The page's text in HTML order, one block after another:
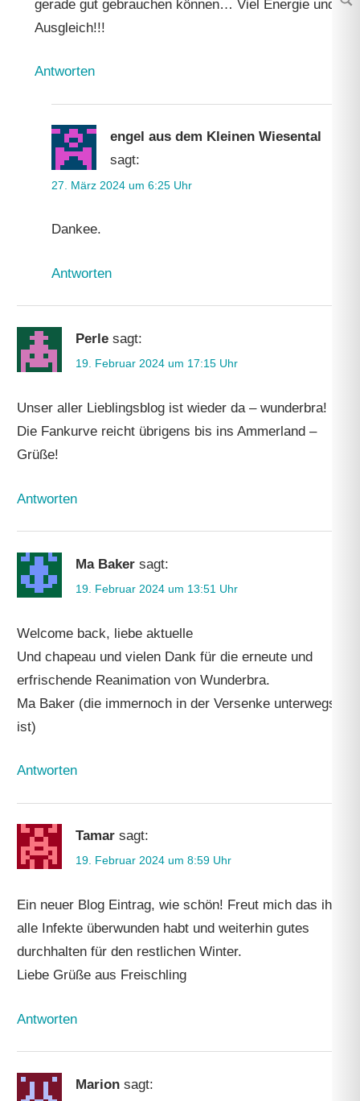
gerade gut gebrauchen können… Viel Energie und
Ausgleich!!!
Antworten
engel aus dem Kleinen Wiesental
sagt:
27. März 2024 um 6:25 Uhr
Dankee.
Antworten
Perle sagt:
19. Februar 2024 um 17:15 Uhr
Unser aller Lieblingsblog ist wieder da – wunderbra!
Die Fankurve reicht übrigens bis ins Ammerland –
Grüße!
Antworten
Ma Baker sagt:
19. Februar 2024 um 13:51 Uhr
Welcome back, liebe aktuelle
Und chapeau und vielen Dank für die erneute und
erfrischende Reanimation von Wunderbra.
Ma Baker (die immernoch in der Versenke unterwegs
ist)
Antworten
Tamar sagt:
19. Februar 2024 um 8:59 Uhr
Ein neuer Blog Eintrag, wie schön! Freut mich das ihr
alle Infekte überwunden habt und weiterhin gutes
durchhalten für den restlichen Winter.
Liebe Grüße aus Freischling
Antworten
Marion sagt: